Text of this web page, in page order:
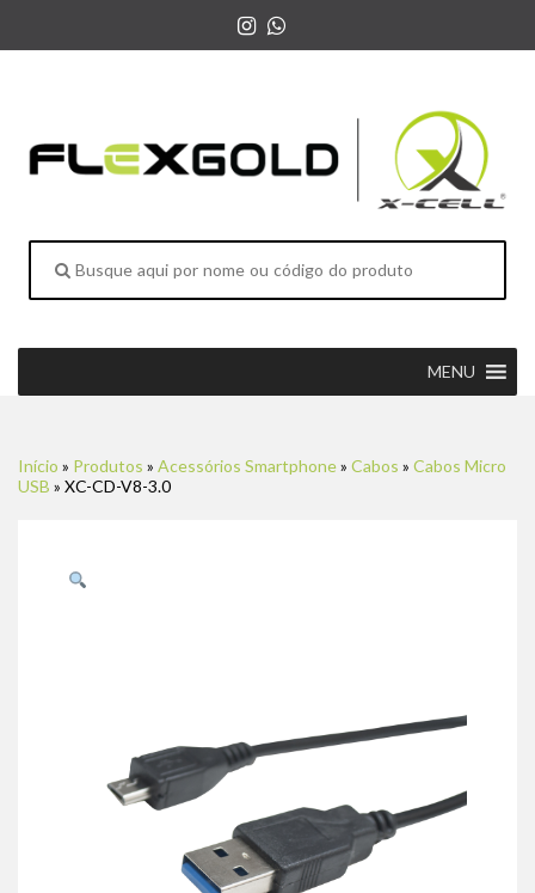
MENU
Início » Produtos » Acessórios Smartphone» Cabos » Cabos Micro
USB » XC-CD-V8-3.0